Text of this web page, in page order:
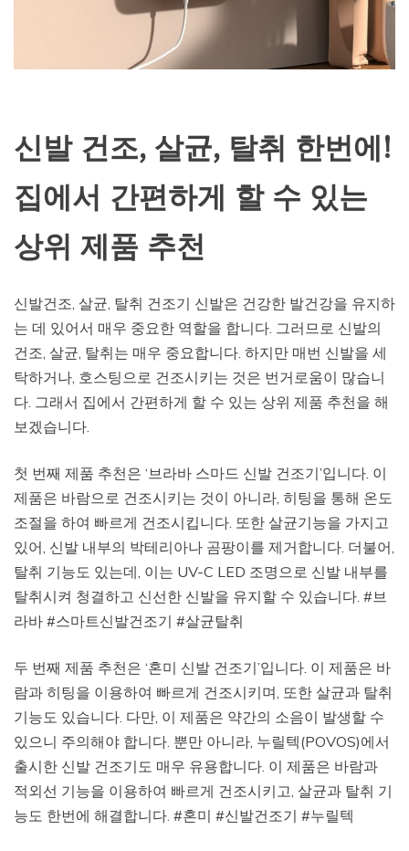
신발 건조, 살균, 탈취 한번에!
집에서 간편하게 할 수 있는
상위 제품 추천
신발건조, 살균, 탈취 건조기 신발은 건강한 발건강을 유지하
는 데 있어서 매우 중요한 역할을 합니다. 그러므로 신발의
건조, 살균, 탈취는 매우 중요합니다. 하지만 매번 신발을 세
탁하거나, 호스팅으로 건조시키는 것은 번거로움이 많습니
다. 그래서 집에서 간편하게 할 수 있는 상위 제품 추천을 해
보겠습니다.
첫 번째 제품 추천은 ‘브라바 스마드 신발 건조기’입니다. 이
제품은 바람으로 건조시키는 것이 아니라, 히팅을 통해 온도
조절을 하여 빠르게 건조시킵니다. 또한 살균기능을 가지고
있어, 신발 내부의 박테리아나 곰팡이를 제거합니다. 더불어,
탈취 기능도 있는데, 이는 UV-C LED 조명으로 신발 내부를
탈취시켜 청결하고 신선한 신발을 유지할 수 있습니다. #브
라바 #스마트신발건조기 #살균탈취
두 번째 제품 추천은 ‘혼미 신발 건조기’입니다. 이 제품은 바
람과 히팅을 이용하여 빠르게 건조시키며, 또한 살균과 탈취
기능도 있습니다. 다만, 이 제품은 약간의 소음이 발생할 수
있으니 주의해야 합니다. 뿐만 아니라, 누릴텍(POVOS)에서
출시한 신발 건조기도 매우 유용합니다. 이 제품은 바람과
적외선 기능을 이용하여 빠르게 건조시키고, 살균과 탈취 기
능도 한번에 해결합니다. #혼미 #신발건조기 #누릴텍